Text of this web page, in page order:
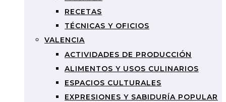
RECETAS
TÉCNICAS Y OFICIOS
VALENCIA
ACTIVIDADES DE PRODUCCIÓN
ALIMENTOS Y USOS CULINARIOS
ESPACIOS CULTURALES
EXPRESIONES Y SABIDURÍA POPULAR